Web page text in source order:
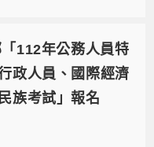
112年公務人員特
政人員、國際經濟
族考試」報名